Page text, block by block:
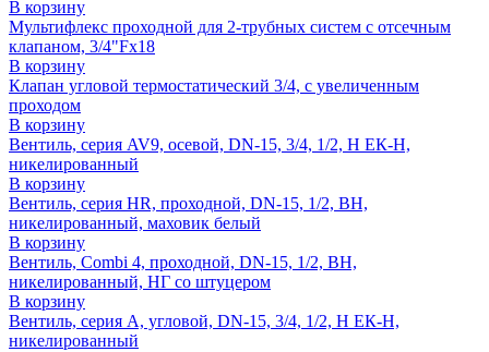
В корзину
Мультифлекс проходной для 2-трубных систем с отсечным
клапаном, 3/4"Fx18
В корзину
Клапан угловой термостатический 3/4, с увеличенным
проходом
В корзину
Вентиль, серия AV9, осевой, DN-15, 3/4, 1/2, Н ЕК-Н,
никелированный
В корзину
Вентиль, серия HR, проходной, DN-15, 1/2, ВН,
никелированный, маховик белый
В корзину
Вентиль, Combi 4, проходной, DN-15, 1/2, ВН,
никелированный, НГ со штуцером
В корзину
Вентиль, серия A, угловой, DN-15, 3/4, 1/2, Н ЕК-Н,
никелированный